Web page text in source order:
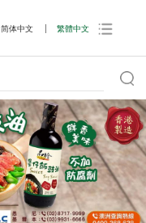
简体中文 繁體中文